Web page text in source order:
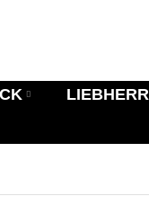
LIEBHERR